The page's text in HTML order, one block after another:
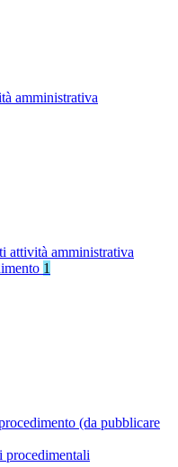
amministrativa
attività amministrativa
1
(da pubblicare
procedimentali